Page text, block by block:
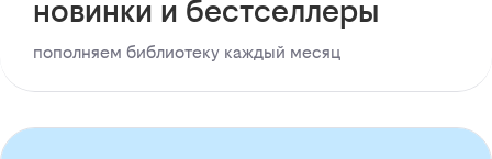
новинки и бестселлеры
пополняем библиотеку каждый месяц